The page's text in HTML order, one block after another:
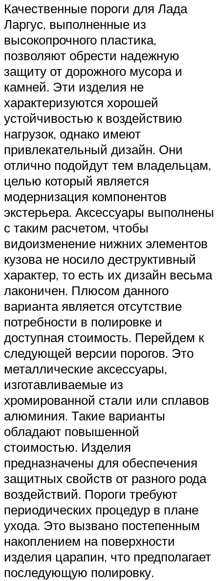
Качественные пороги для Лада
Ларгус, выполненные из
высокопрочного пластика,
позволяют обрести надежную
защиту от дорожного мусора и
камней. Эти изделия не
характеризуются хорошей
устойчивостью к воздействию
нагрузок, однако имеют
привлекательный дизайн. Они
отлично подойдут тем владельцам,
целью который является
модернизация компонентов
экстерьера. Аксессуары выполнены
с таким расчетом, чтобы
видоизменение нижних элементов
кузова не носило деструктивный
характер, то есть их дизайн весьма
лаконичен. Плюсом данного
варианта является отсутствие
потребности в полировке и
доступная стоимость. Перейдем к
следующей версии порогов. Это
металлические аксессуары,
изготавливаемые из
хромированной стали или сплавов
алюминия. Такие варианты
обладают повышенной
стоимостью. Изделия
предназначены для обеспечения
защитных свойств от разного рода
воздействий. Пороги требуют
периодических процедур в плане
ухода. Это вызвано постепенным
накоплением на поверхности
изделия царапин, что предполагает
последующую полировку.